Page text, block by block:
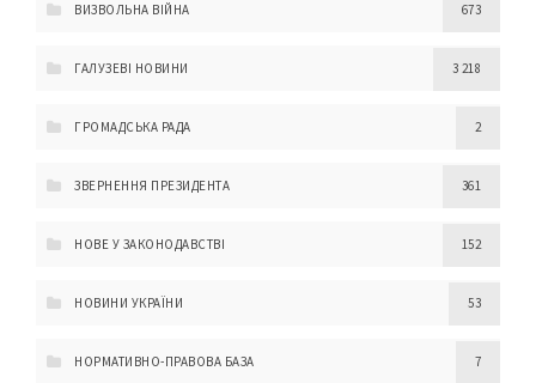
ВИЗВОЛЬНА ВІЙНА 673
ГАЛУЗЕВІ НОВИНИ 3 218
ГРОМАДСЬКА РАДА 2
ЗВЕРНЕННЯ ПРЕЗИДЕНТА 361
НОВЕ У ЗАКОНОДАВСТВІ 152
НОВИНИ УКРАЇНИ 53
НОРМАТИВНО-ПРАВОВА БАЗА 7